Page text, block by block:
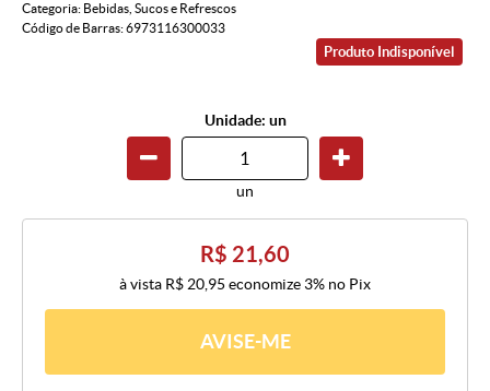
Categoria: Bebidas Sucos e Refrescos
Código de Barras:6973116300033
Produto Indisponível
Unidade: un
un
R$ 21,60
à vista R$ 20,95 economize 3% no Pix
AVISE-ME